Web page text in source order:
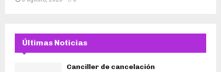
Últimas Noticias
Canciller de cancelación